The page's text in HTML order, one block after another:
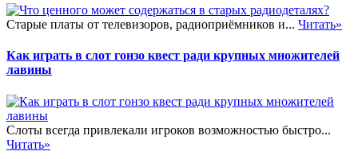
Старые платы от телевизоров, радиоприёмников и... Читать»
Как играть в слот гонзо квест ради крупных множителей
лавины
Слоты всегда привлекали игроков возможностью быстро...
Читать»